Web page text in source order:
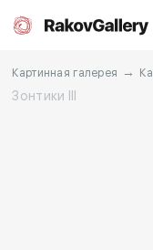
Картинная галерея →
Зонтики III